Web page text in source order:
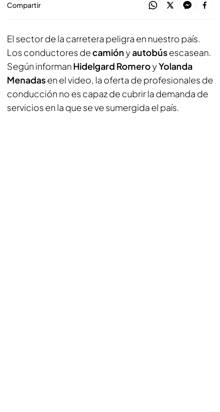
Compartir
El sector de la carretera peligra en nuestro país.
Los conductores decamiónyautobúsescasean.
Según informan Hidelgard RomeroyYolanda
Menadasen el video, la oferta de profesionales de
conducción no es capaz de cubrir la demanda de
servicios en la que se ve sumergida el país.